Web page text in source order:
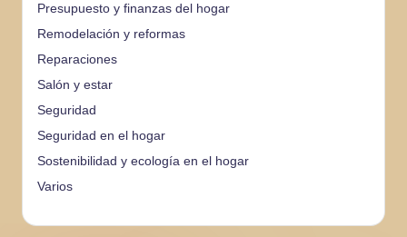
Presupuesto y finanzas del hogar
Remodelación y reformas
Reparaciones
Salón y estar
Seguridad
Seguridad en el hogar
Sostenibilidad y ecología en el hogar
Varios